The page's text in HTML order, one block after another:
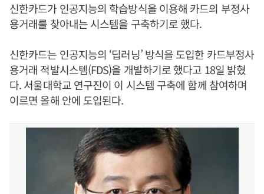
신한카드가 인공지능의 학습방식을 이용해 카드의 부정사
용거래를 찾아내는 시스템을 구축하기로 했다.
신한카드는 인공지능의 ‘딥러닝’ 방식을 도입한 카드부정사
용거래 적발시스템(FDS)을 개발하기로 했다고 18일 밝혔
다. 서울대학교 연구진이 이 시스템 구축에 함께 참여하며
이르면 올해 안에 도입된다.